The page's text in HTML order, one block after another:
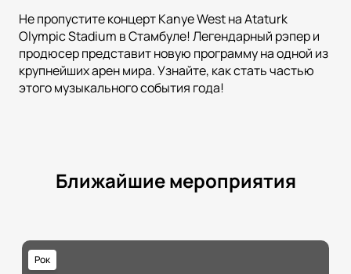
Не пропустите концерт Kanye West на Ataturk
Olympic Stadium в Стамбуле! Легендарный рэпер и
продюсер представит новую программу на одной из
крупнейших арен мира. Узнайте, как стать частью
этого музыкального события года!
Ближайшие мероприятия
Рок